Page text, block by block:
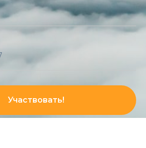
Участвовать!